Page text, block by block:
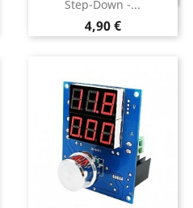
Step-Down -...
Preço
4,90 €